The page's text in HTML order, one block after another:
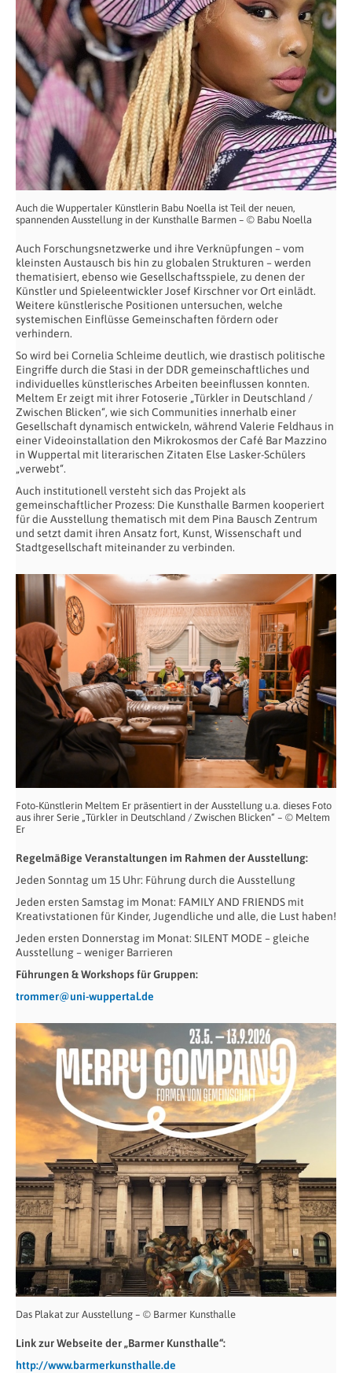
Auch die Wuppertaler Künstlerin Babu Noella ist Teil der neuen,
spannenden Ausstellung in der Kunsthalle Barmen – © Babu Noella
Auch Forschungsnetzwerke und ihre Verknüpfungen – vom
kleinsten Austausch bis hin zu globalen Strukturen – werden
thematisiert, ebenso wie Gesellschaftsspiele, zu denen der
Künstler und Spieleentwickler Josef Kirschner vor Ort einlädt.
Weitere künstlerische Positionen untersuchen, welche
systemischen Einflüsse Gemeinschaften fördern oder
verhindern.
So wird bei Cornelia Schleime deutlich, wie drastisch politische
Eingriffe durch die Stasi in der DDR gemeinschaftliches und
individuelles künstlerisches Arbeiten beeinflussen konnten.
Meltem Er zeigt mit ihrer Fotoserie „Türkler in Deutschland /
Zwischen Blicken“, wie sich Communities innerhalb einer
Gesellschaft dynamisch entwickeln, während Valerie Feldhaus in
einer Videoinstallation den Mikrokosmos der Café Bar Mazzino
in Wuppertal mit literarischen Zitaten Else Lasker-Schülers
„verwebt“.
Auch institutionell versteht sich das Projekt als
gemeinschaftlicher Prozess: Die Kunsthalle Barmen kooperiert
für die Ausstellung thematisch mit dem Pina Bausch Zentrum
und setzt damit ihren Ansatz fort, Kunst, Wissenschaft und
Stadtgesellschaft miteinander zu verbinden.
Foto-Künstlerin Meltem Er präsentiert in der Ausstellung u.a. dieses Foto
aus ihrer Serie „Türkler in Deutschland / Zwischen Blicken“ – © Meltem
Er
Regelmäßige Veranstaltungen im Rahmen der Ausstellung:
Jeden Sonntag um 15 Uhr: Führung durch die Ausstellung
Jeden ersten Samstag im Monat: FAMILY AND FRIENDS mit
Kreativstationen für Kinder, Jugendliche und alle, die Lust haben!
Jeden ersten Donnerstag im Monat: SILENT MODE – gleiche
Ausstellung – weniger Barrieren
Führungen & Workshops für Gruppen:
trommer@uni-wuppertal.de
Das Plakat zur Ausstellung – © Barmer Kunsthalle
Link zur Webseite der „Barmer Kunsthalle“:
http://www.barmerkunsthalle.de